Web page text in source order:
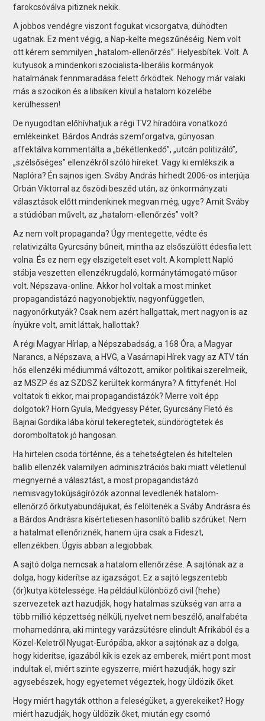
farokcsóválva pitiznek nekik.
A jobbos vendégre viszont fogukat vicsorgatva, dühödten
ugatnak. Ez ment végig, a Nap-kelte megszűnéséig. Nem volt
ott kérem semmilyen „hatalom-ellenőrzés”. Helyesbítek. Volt. A
kutyusok a mindenkori szocialista-liberális kormányok
hatalmának fennmaradása felett őrködtek. Nehogy már valaki
más a szocikon és a libsiken kívül a hatalom közelébe
kerülhessen!
De nyugodtan előhívhatjuk a régi TV2 híradóira vonatkozó
emlékeinket. Bárdos András szemforgatva, gúnyosan
affektálva kommentálta a „békétlenkedő”, „utcán politizáló”,
„szélsőséges” ellenzékről szóló híreket. Vagy ki emlékszik a
Naplóra? Én sajnos igen. Sváby András hírhedt 2006-os interjúja
Orbán Viktorral az őszödi beszéd után, az önkormányzati
választások előtt mindenkinek megvan még, ugye? Amit Sváby
a stúdióban művelt, az „hatalom-ellenőrzés” volt?
Az nem volt propaganda? Úgy mentegette, védte és
relativizálta Gyurcsány bűneit, mintha az elsőszülött édesfia lett
volna. És ez nem egy elszigetelt eset volt. A komplett Napló
stábja veszetten ellenzékrugdaló, kormánytámogató műsor
volt. Népszava-online. Akkor hol voltak a most minket
propagandistázó nagyonobjektív, nagyonfüggetlen,
nagyonőrkutyák? Csak nem azért hallgattak, mert nagyon is az
ínyükre volt, amit láttak, hallottak?
A régi Magyar Hírlap, a Népszabadság, a 168 Óra, a Magyar
Narancs, a Népszava, a HVG, a Vasárnapi Hírek vagy az ATV tán
hős ellenzéki médiummá változott, amikor politikai szerelmeik,
az MSZP és az SZDSZ kerültek kormányra? A fittyfenét. Hol
voltatok ti ekkor, mai propagandistázók? Merre volt épp
dolgotok? Horn Gyula, Medgyessy Péter, Gyurcsány Fletó és
Bajnai Gordika lába körül tekeregtetek, sündörögtetek és
doromboltatok jó hangosan.
Ha hirtelen csoda történne, és a tehetségtelen és hiteltelen
ballib ellenzék valamilyen adminisztrációs baki miatt véletlenül
megnyerné a választást, a most propagandistázó
nemisvagytokújságírózók azonnal levedlenék hatalom-
ellenőrző őrkutyabundájukat, és felöltenék a Sváby Andrásra és
a Bárdos Andrásra kísértetiesen hasonlító ballib szőrüket. Nem
a hatalmat ellenőriznék, hanem újra csak a Fideszt,
ellenzékben. Úgyis abban a legjobbak.
A sajtó dolga nemcsak a hatalom ellenőrzése. A sajtónak az a
dolga, hogy kiderítse az igazságot. Ez a sajtó legszentebb
(őr)kutya kötelessége. Ha például különböző civil (hehe)
szervezetek azt hazudják, hogy hatalmas szükség van arra a
több millió képzettség nélküli, nyelvet nem beszélő, analfabéta
mohamedánra, aki mintegy varázsütésre elindult Afrikából és a
Közel-Keletről Nyugat-Európába, akkor a sajtónak az a dolga,
hogy kiderítse, igazából kik is ezek az emberek, miért pont most
indultak el, miért szinte egyszerre, miért hazudják, hogy szír
agysebészek, hogy egyetemet végeztek, hogy üldözik őket.
Hogy miért hagyták otthon a feleségüket, a gyerekeiket? Hogy
miért hazudják, hogy üldözik őket, miután egy csomó